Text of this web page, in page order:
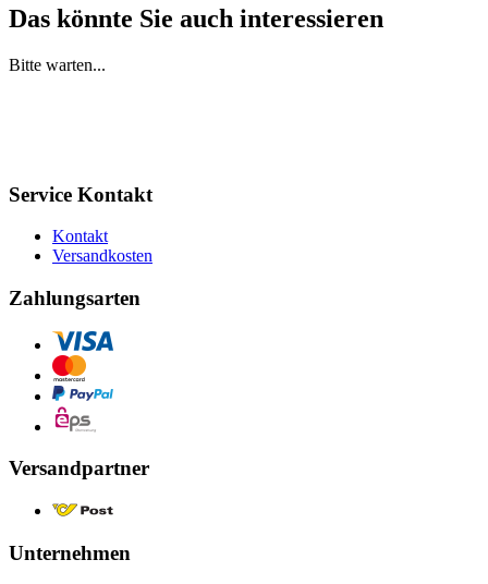
Das könnte Sie auch interessieren
Bitte warten...
Service Kontakt
Kontakt
Versandkosten
Zahlungsarten
Versandpartner
Unternehmen